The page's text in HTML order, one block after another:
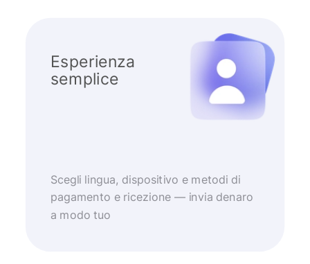
Esperienza
semplice
Scegli lingua, dispositivo e metodi di
pagamento e ricezione — invia denaro
a modo tuo